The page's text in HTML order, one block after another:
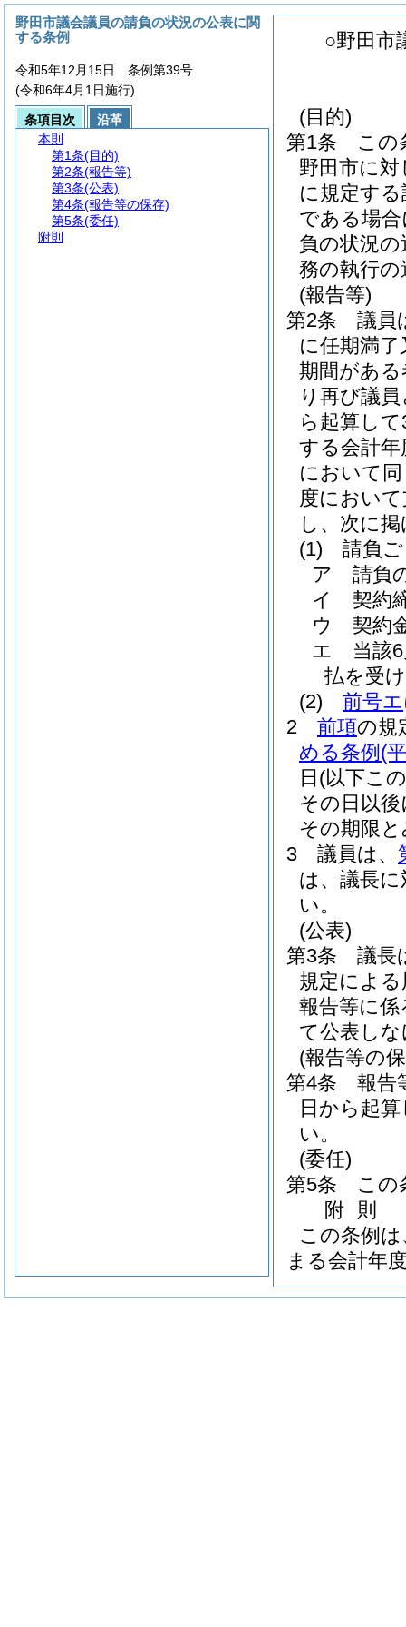
○野田市
(目的)
第1条
この
野田市に対
に規定す
である場
負の状況
務の執行
(報告等)
第2条
議員
に任期満
期間があ
り再び議
ら起算し
する会計
において
度におい
し、次に
(1)
請負
ア
請負
イ
契約
ウ
契約
エ
当該
払を受
(2)
前号エ
2
前項の規
める条例 (
日 (以下こ
その日以
その期限
3
議員は、
は、議長
い。
(公表)
第3条
議長
規定による
報告等に
て公表し
(報告等の
第4条
報告
日から起
い。
(委任)
第5条
この
附 則
この条例
まる会計年
野田市議会議員の請負の状況の公表に関
する条例
令和5年12月15日 条例第39号
(令和6年4月1日施行)
条項目次
沿革
本則
第1条(目的)
第2条(報告等)
第3条(公表)
第4条(報告等の保存)
第5条(委任)
附則